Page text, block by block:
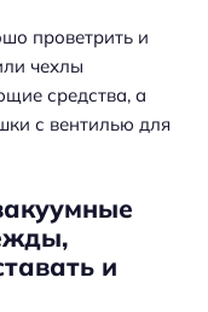
проветрить и
чехлы
средства, а
с вентилью для
и